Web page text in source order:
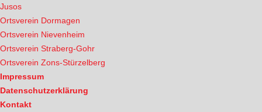
Jusos
Ortsverein Dormagen
Ortsverein Nievenheim
Ortsverein Straberg-Gohr
Ortsverein Zons-Stürzelberg
Impressum
Datenschutzerklärung
Kontakt